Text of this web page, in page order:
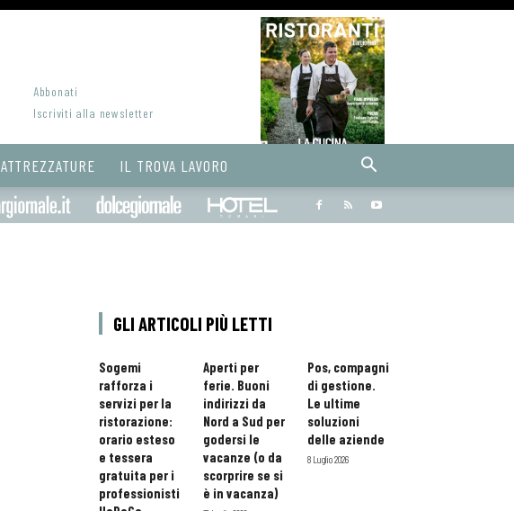
Abbonati
Iscriviti alla newsletter
ATTREZZATURE IL TROVA LAVORO
Bargiornale dolcegiornale
GLI ARTICOLI PIÙ LETTI
Sogemi
rafforza i
servizi per la
ristorazione:
orario esteso
e tessera
gratuita per i
professionisti
Aperti per
ferie. Buoni
indirizzi da
Nord a Sud per
godersi le
vacanze (o da
scorprire se si
è in vacanza)
Pos, compagni
di gestione.
Le ultime
soluzioni
delle aziende
8 Luglio 2026